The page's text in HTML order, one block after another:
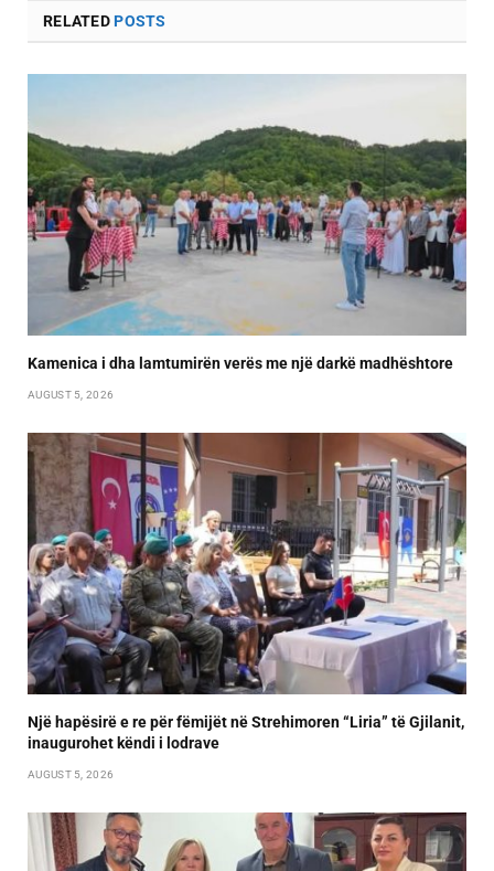
RELATEDPOSTS
Kamenica i dha lamtumirën verës me një darkë madhështore
AUGUST 5, 2026
Një hapësirë e re për fëmijët në Strehimoren “Liria” të Gjilanit,
inaugurohet këndi i lodrave
AUGUST 5, 2026